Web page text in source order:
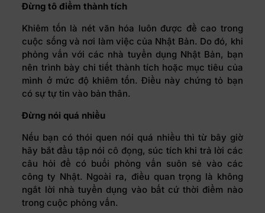
Đừng tô điểm thành tích
Khiêm tốn là nét văn hóa luôn được đề cao trong
cuộc sống và nơi làm việc của Nhật Bản. Do đó, khi
phỏng vấn với các nhà tuyển dụng Nhật Bản, bạn
nên trình bày chi tiết thành tích hoặc mục tiêu của
mình ở mức độ khiêm tốn. Điều này chứng tỏ bạn
có sự tự tin vào bản thân.
Đừng nói quá nhiều
Nếu bạn có thói quen nói quá nhiều thì từ bây giờ
hãy bắt đầu tập nói cô đọng, súc tích khi trả lời các
câu hỏi để có buổi phỏng vấn suôn sẻ vào các
công ty Nhật. Ngoài ra, điều quan trọng là không
ngắt lời nhà tuyển dụng vào bất cứ thời điểm nào
trong cuộc phỏng vấn.